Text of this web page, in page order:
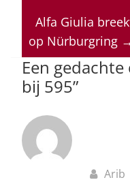
A
p
p
b
o
o
k
Alfa Giulia
op Nürburgring
Een gedachte
bij 595”
Arib